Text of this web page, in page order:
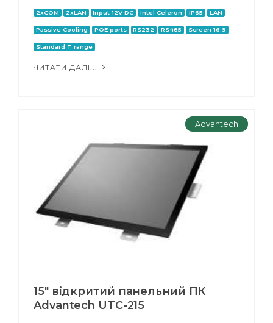
2xCOM 2xLAN Input 12V DC Intel Celeron IP65 LAN
Passive Cooling POE ports RS232 RS485 Screen 16:9
Standard T range
ЧИТАТИ ДАЛІ...
Advantech
15" відкритий панельний ПК
Advantech UTC-215